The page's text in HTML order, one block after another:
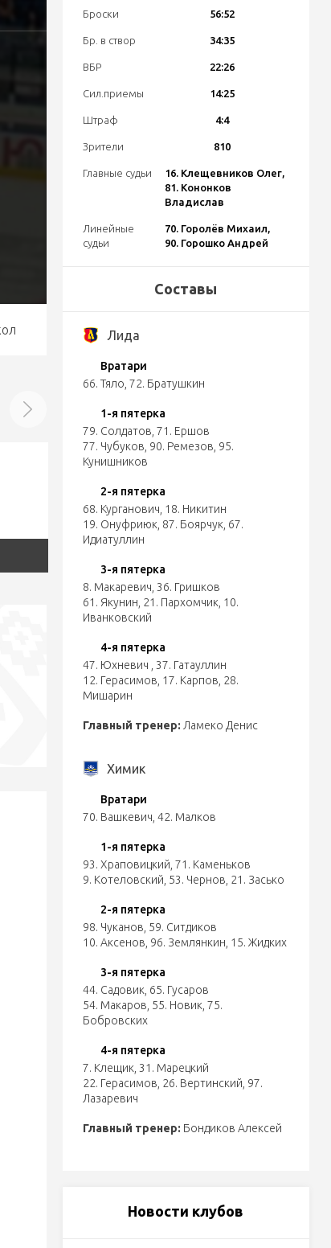
Броски 56:52
Бр. в створ 34:35
ВБР 22:26
Сил.приемы 14:25
Штраф 4:4
Зрители 810
Главные судьи
16. Клещевников Олег,
81. Кононков
Владислав
Линейные
судьи
70. Горолёв Михаил,
90. Горошко Андрей
Составы
Лида
Вратари
66. Тяло 72. Братушкин
1-я пятерка
79. Солдатов 71. Ершов
77. Чубуков 90. Ремезов 95.
Кунишников
2-я пятерка
68. Курганович 18. Никитин
19. Онуфриюк 87. Боярчук 67.
Идиатуллин
3-я пятерка
8. Макаревич 36. Гришков
61. Якунин 21. Пархомчик 10.
Иванковский
4-я пятерка
47. Юхневич
37. Гатауллин
12. Герасимов 17. Карпов 28.
Мишарин
Главный тренер: Ламеко Денис
Химик
Вратари
70. Вашкевич 42. Малков
1-я пятерка
93. Храповицкий 71. Каменьков
9. Котеловский 53. Чернов 21. Засько
2-я пятерка
98. Чуканов 59. Ситдиков
10. Аксенов 96. Землянкин 15. Жидких
3-я пятерка
44. Садовик 65. Гусаров
54. Макаров 55. Новик 75.
Бобровских
4-я пятерка
7. Клещик 31. Марецкий
22. Герасимов 26. Вертинский 97.
Лазаревич
Главный тренер: Бондиков Алексей
Новости клубов